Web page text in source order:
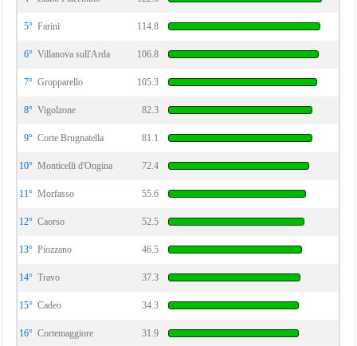
5° Farini 114.8
6° Villanova sull'Arda 106.8
7° Gropparello 105.3
8° Vigolzone 82.3
9° Corte Brugnatella 81.1
10° Monticelli d'Ongina 72.4
11° Morfasso 55.6
12° Caorso 52.5
13° Piozzano 46.5
14° Travo 37.3
15° Cadeo 34.3
16° Cortemaggiore 31.9